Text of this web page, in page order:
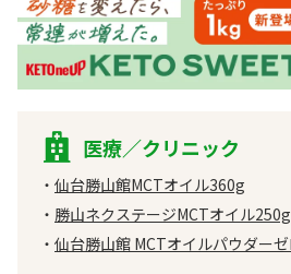
医療／クリニック
仙台勝山館MCTオイル360g
勝山ネクステージMCTオイル250g
仙台勝山館 MCTオイルパウダー